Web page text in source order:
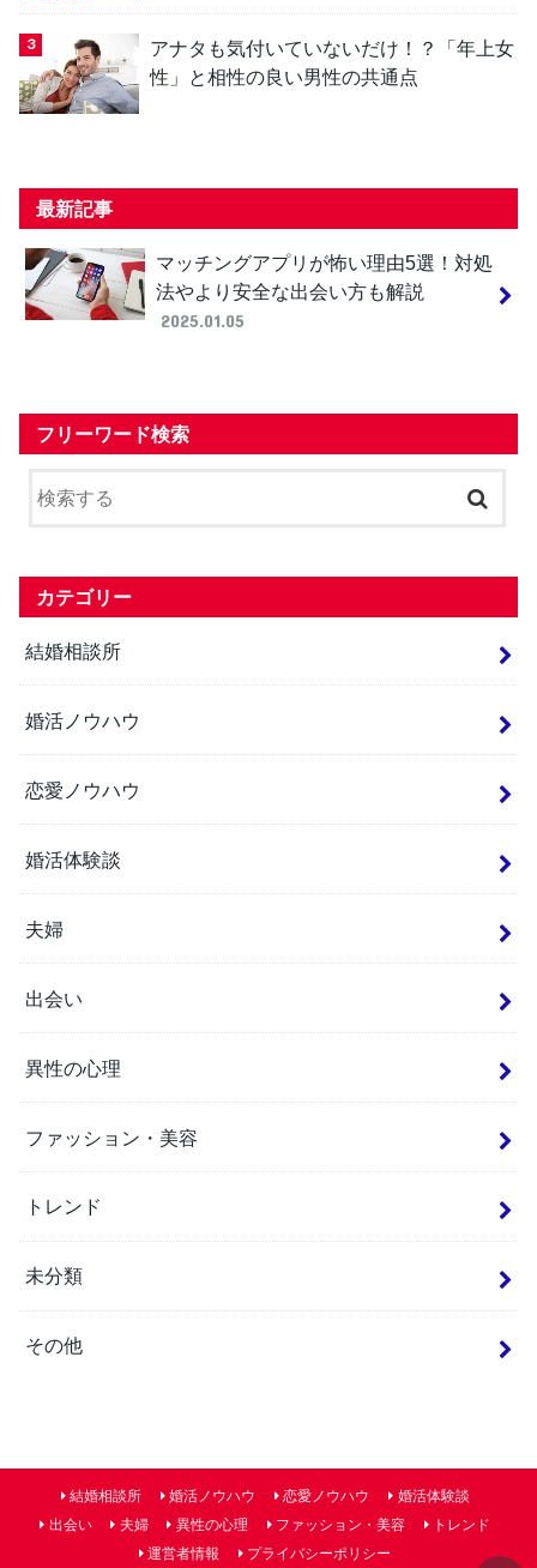
アナタも気付いていないだけ！？「年上女
性」と相性の良い男性の共通点
最新記事
マッチングアプリが怖い理由5選！対処
法やより安全な出会い方も解説
2025.01.05
フリーワード検索
カテゴリー
結婚相談所
婚活ノウハウ
恋愛ノウハウ
婚活体験談
夫婦
出会い
異性の心理
ファッション・美容
トレンド
未分類
その他
結婚相談所 婚活ノウハウ 恋愛ノウハウ
婚活体験談
出会い
夫婦 異性の心理 ファッション・美容
トレンド
運営者情報
プライバシーポリシー